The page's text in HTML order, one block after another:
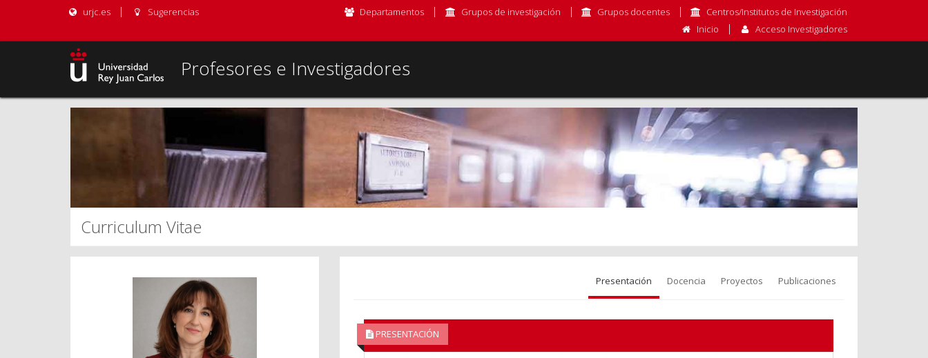
urjc.es Sugerencias Departamentos Grupos de investigación Grupos docentes
Centros/Institutos de Investigación
Inicio
Acceso Investigadores
Profesores e Investigadores
Curriculum Vitae
Presentación Docencia Proyectos Publicaciones
PRESENTACIÓN